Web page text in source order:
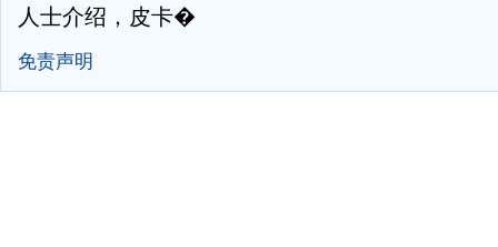
人士介绍，皮卡�
免责声明